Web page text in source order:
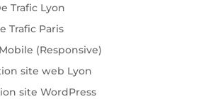
Trafic Lyon
Trafic Paris
(Responsive)
site web Lyon
site WordPress